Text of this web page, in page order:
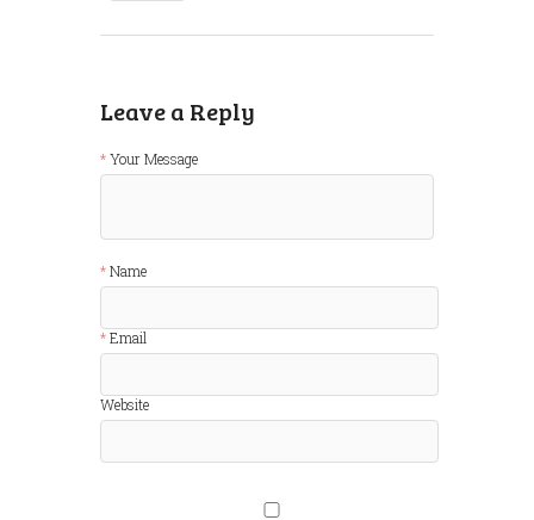
Leave a Reply
Your Message
Name
Email
Website